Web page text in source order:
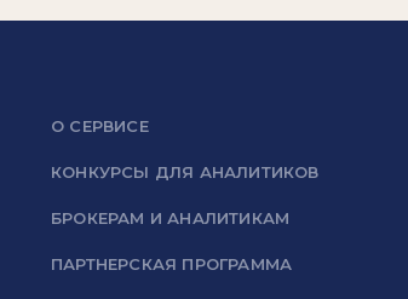
О СЕРВИСЕ
КОНКУРСЫ ДЛЯ АНАЛИТИКОВ
БРОКЕРАМ И АНАЛИТИКАМ
ПАРТНЕРСКАЯ ПРОГРАММА